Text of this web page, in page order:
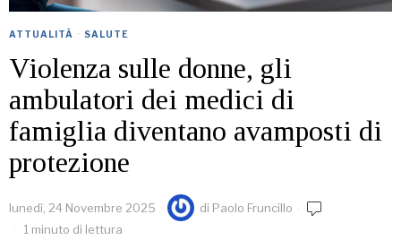
ATTUALITÀ · SALUTE
Violenza sulle donne, gli
ambulatori dei medici di
famiglia diventano avamposti di
protezione
lunedì, 24 Novembre 2025 di Paolo Fruncillo
1 minuto di lettura